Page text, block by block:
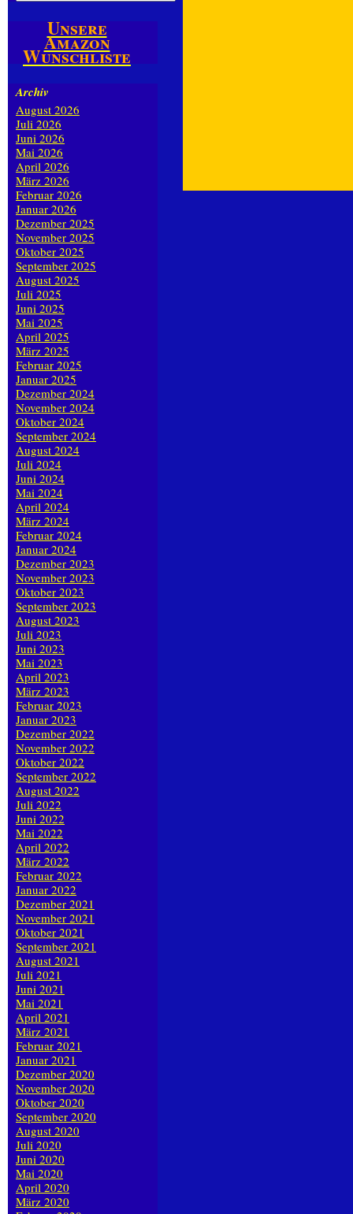
Unsere
Amazon
Wunschliste
Archiv
August 2026
Juli 2026
Juni 2026
Mai 2026
April 2026
März 2026
Februar 2026
Januar 2026
Dezember 2025
November 2025
Oktober 2025
September 2025
August 2025
Juli 2025
Juni 2025
Mai 2025
April 2025
März 2025
Februar 2025
Januar 2025
Dezember 2024
November 2024
Oktober 2024
September 2024
August 2024
Juli 2024
Juni 2024
Mai 2024
April 2024
März 2024
Februar 2024
Januar 2024
Dezember 2023
November 2023
Oktober 2023
September 2023
August 2023
Juli 2023
Juni 2023
Mai 2023
April 2023
März 2023
Februar 2023
Januar 2023
Dezember 2022
November 2022
Oktober 2022
September 2022
August 2022
Juli 2022
Juni 2022
Mai 2022
April 2022
März 2022
Februar 2022
Januar 2022
Dezember 2021
November 2021
Oktober 2021
September 2021
August 2021
Juli 2021
Juni 2021
Mai 2021
April 2021
März 2021
Februar 2021
Januar 2021
Dezember 2020
November 2020
Oktober 2020
September 2020
August 2020
Juli 2020
Juni 2020
Mai 2020
April 2020
März 2020